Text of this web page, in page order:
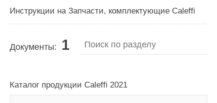
Инструкции на Запчасти, комплектующие Caleffi
Документы: 1
Каталог продукции Caleffi 2021